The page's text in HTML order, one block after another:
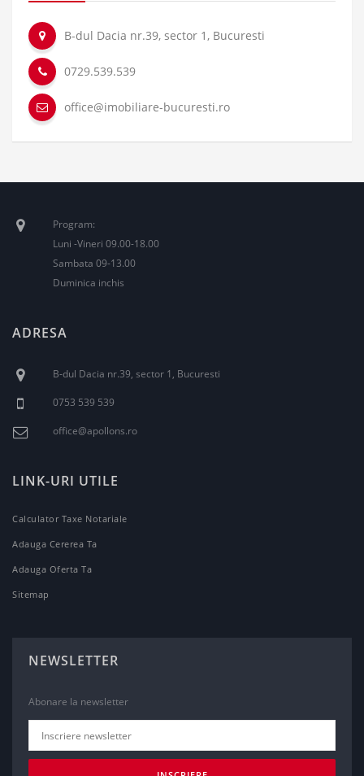
B-dul Dacia nr.39, sector 1, Bucuresti
0729.539.539
office@imobiliare-bucuresti.ro
Program:
Luni -Vineri 09.00-18.00
Sambata 09-13.00
Duminica inchis
ADRESA
B-dul Dacia nr.39, sector 1, Bucuresti
0753 539 539
office@apollons.ro
LINK-URI UTILE
Calculator Taxe Notariale
Adauga Cererea Ta
Adauga Oferta Ta
Sitemap
NEWSLETTER
Abonare la newsletter